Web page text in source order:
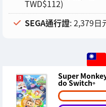
TWD$112)
SEGA通行證: 2,379日
Super
do Switch。